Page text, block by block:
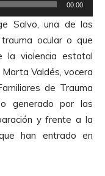
00:00
Salvo, una de las
ocular o que
la violencia estatal
Valdés, vocera
de Trauma
generado por las
y frente a la
han entrado en